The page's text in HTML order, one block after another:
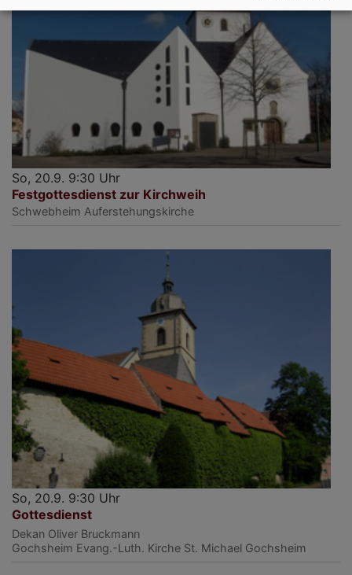
So, 20.9. 9:30 Uhr
Festgottesdienst zur Kirchweih
Schwebheim Auferstehungskirche
So, 20.9. 9:30 Uhr
Gottesdienst
Dekan Oliver Bruckmann
Gochsheim Evang.-Luth. Kirche St. Michael Gochsheim